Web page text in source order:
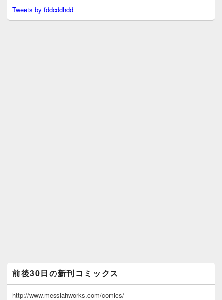
Tweets by fddcddhdd
前後30日の新刊コミックス
http://www.messiahworks.com/comics/